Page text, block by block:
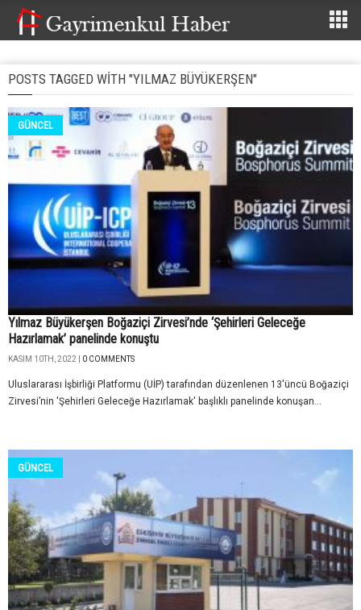
POSTS TAGGED WITH "YILMAZ BÜYÜKERŞEN"
GÜNCEL
Yılmaz Büyükerşen Boğaziçi Zirvesi’nde ‘Şehirleri Geleceğe
Hazırlamak’ panelinde konuştu
KASIM 10TH, 2022 | 0 COMMENTS
Uluslararası İşbirliği Platformu (UİP) tarafından düzenlenen 13'üncü Boğaziçi
Zirvesi’nin 'Şehirleri Geleceğe Hazırlamak' başlıklı panelinde konuşan...
GÜNCEL